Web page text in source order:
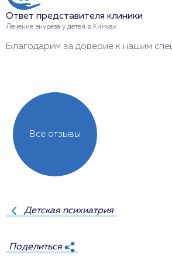
Ответ представителя клиники
Лечение энуреза у детей в Химках
Благодарим за доверие к нашим
Все отзывы
Детская психиатрия
Поделиться